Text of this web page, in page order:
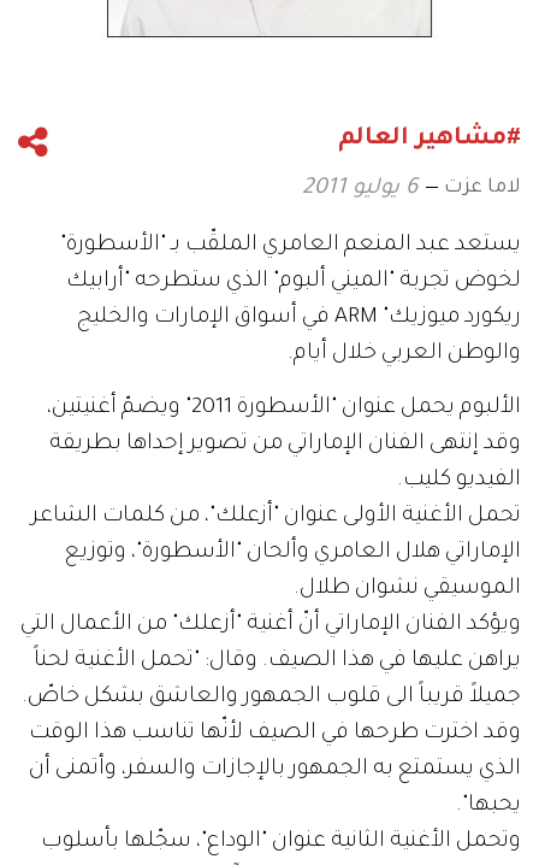
#مشاهير العالم
لاما عزت 6 يوليو 2011
يستعد عبد المنعم العامري الملقّب بـ "الأسطورة"
لخوض تجربة "الميني ألبوم" الذي ستطرحه "أرابيك
ريكورد ميوزيك" ARM في أسواق الإمارات والخليج
والوطن العربي خلال أيام.
الألبوم يحمل عنوان "الأسطورة 2011" ويضمّ أغنيتين،
وقد إنتهى الفنان الإماراتي من تصوير إحداها بطريقة
الفيديو كليب.
تحمل الأغنية الأولى عنوان "أزعلك"، من كلمات الشاعر
الإماراتي هلال العامري وألحان "الأسطورة"، وتوزيع
الموسيقي نشوان طلال.
ويؤكد الفنان الإماراتي أنّ أغنية "أزعلك" من الأعمال التي
يراهن عليها في هذا الصيف. وقال: "تحمل الأغنية لحناً
جميلاً قريباً الى قلوب الجمهور والعاشق بشكل خاصّ.
وقد اخترت طرحها في الصيف لأنّها تناسب هذا الوقت
الذي يستمتع به الجمهور بالإجازات والسفر، وأتمنى أن
يحبها".
وتحمل الأغنية الثانية عنوان "الوداع"، سجّلها بأسلوب